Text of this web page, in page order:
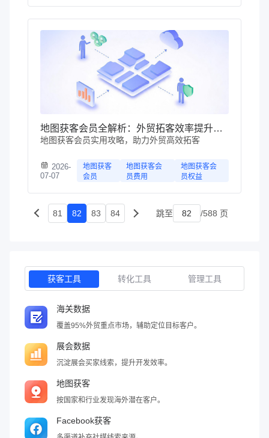
地图获客会员全解析：外贸拓客效率提升指南
地图获客会员实用攻略，助力外贸高效拓客
2026-
07-07
地图获客
会员
地图获客会
员费用
地图获客会
员权益
81 82 83 84 跳至 /588 页
获客工具 转化工具 管理工具
海关数据
覆盖95%外贸重点市场，辅助定位目标客户。
展会数据
沉淀展会买家线索，提升开发效率。
地图获客
按国家和行业发现海外潜在客户。
Facebook获客